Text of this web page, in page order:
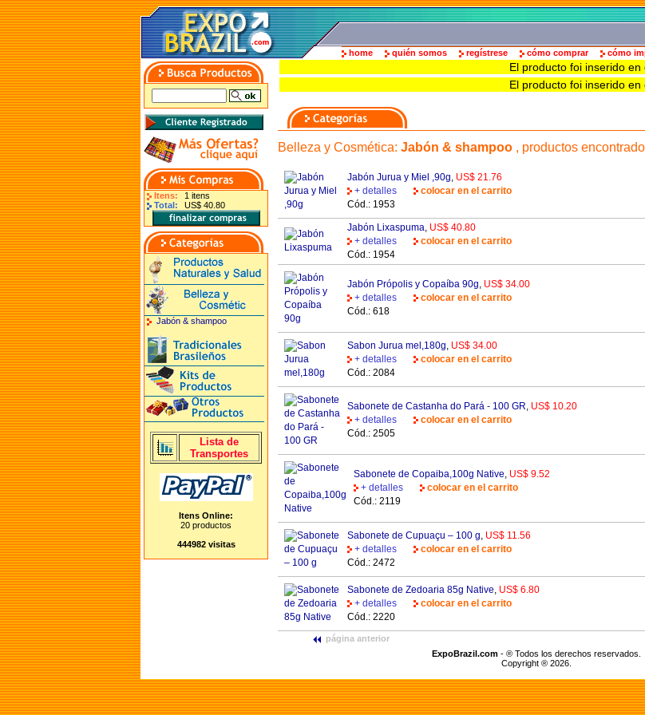
home quién somos regístrese cómo comprar cómo
Itens:
1 itens
Total:
US$ 40.80
Jabón & shampoo
Lista de
Transportes
Itens Online:
20 productos
444982 visitas
El producto foi inserido en
El producto foi inserido en
Belleza y Cosmética: Jabón & shampoo , productos encontrado
Jabón Jurua y Miel ,90g, US$ 21.76
+ detalles
colocar en el carrito
Cód.: 1953
Jabón Lixaspuma, US$ 40.80
+ detalles
colocar en el carrito
Cód.: 1954
Jabón Própolis y Copaíba 90g, US$ 34.00
+ detalles
colocar en el carrito
Cód.: 618
Sabon Jurua mel,180g, US$ 34.00
+ detalles
colocar en el carrito
Cód.: 2084
Sabonete de Castanha do Pará - 100 GR, US$ 10.20
+ detalles
colocar en el carrito
Cód.: 2505
Sabonete de Copaiba,100g Native, US$ 9.52
+ detalles
colocar en el carrito
Cód.: 2119
Sabonete de Cupuaçu – 100 g, US$ 11.56
+ detalles
colocar en el carrito
Cód.: 2472
Sabonete de Zedoaria 85g Native, US$ 6.80
+ detalles
colocar en el carrito
Cód.: 2220
página anterior
ExpoBrazil.com - ® Todos los derechos reservados.
Copyright ® 2026.